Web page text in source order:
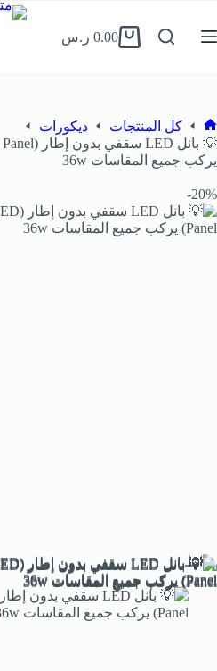
0.00 ر.س
كل المنتجات
ديكورات
يركب جميع المقاسات 36w
20%-